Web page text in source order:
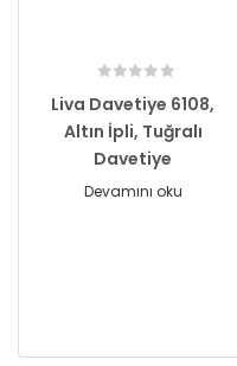
Liva Davetiye 6108,
Altın İpli, Tuğralı
Davetiye
Devamını oku